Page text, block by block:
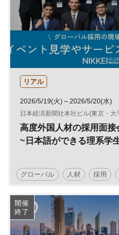
リアル
2026/5/19(火)～2026/5/20(水)
日本経済新聞社本社ビル(東京・大
高度外国人材の採用面接
~日本語ができる理系学
グローバル 人材 採用
開催
終了